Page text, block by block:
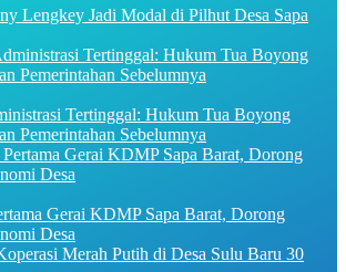
Lengkey Jadi Modal di Pilhut Desa Sapa
Tertinggal: Hukum Tua Boyong
Pemerintahan Sebelumnya
Gerai KDMP Sapa Barat, Dorong
Desa